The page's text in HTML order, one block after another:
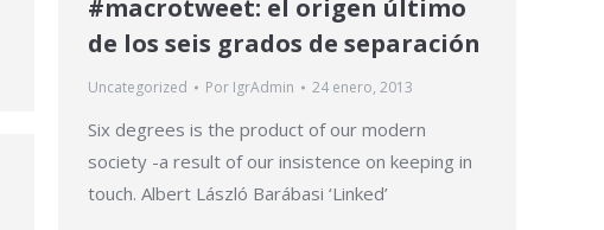
#macrotweet: el origen último
de los seis grados de separación
Uncategorized Por IgrAdmin 24 enero, 2013
Six degrees is the product of our modern
society -a result of our insistence on keeping in
touch. Albert László Barábasi ‘Linked’